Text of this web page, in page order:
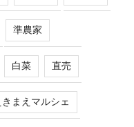
準農家
白菜 直売
まえマルシェ